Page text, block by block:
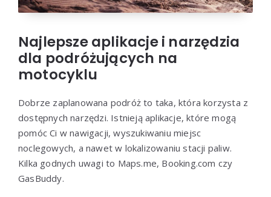
Najlepsze aplikacje i narzędzia
dla podróżujących na
motocyklu
Dobrze zaplanowana podróż to taka, która korzysta z
dostępnych narzędzi. Istnieją aplikacje, które mogą
pomóc Ci w nawigacji, wyszukiwaniu miejsc
noclegowych, a nawet w lokalizowaniu stacji paliw.
Kilka godnych uwagi to Maps.me, Booking.com czy
GasBuddy.